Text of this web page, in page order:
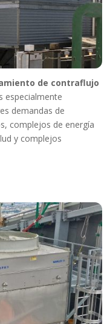
de contraflujo
especialmente
demandas de
complejos de energía
y complejos